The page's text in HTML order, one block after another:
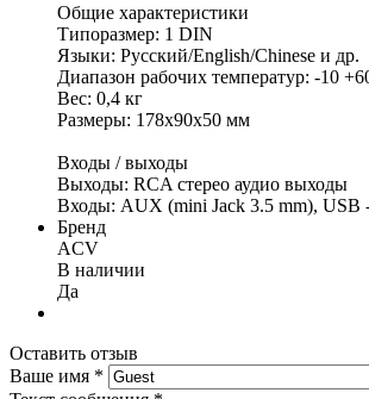
Общие характеристики
Типоразмер: 1 DIN
Языки: Русский/English/Chinese и др.
Диапазон рабочих температур: -10
Вес: 0,4 кг
Размеры: 178x90x50 мм
Входы / выходы
Выходы: RCA стерео аудио выходы
Входы: AUX (mini Jack 3.5 mm), USB
Бренд
ACV
В наличии
Да
Оставить отзыв
Ваше имя *